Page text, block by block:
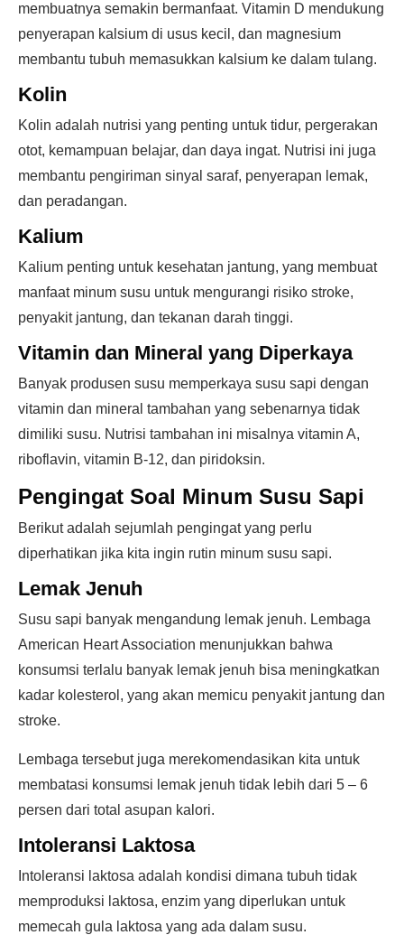
membuatnya semakin bermanfaat. Vitamin D mendukung
penyerapan kalsium di usus kecil, dan magnesium
membantu tubuh memasukkan kalsium ke dalam tulang.
Kolin
Kolin adalah nutrisi yang penting untuk tidur, pergerakan
otot, kemampuan belajar, dan daya ingat. Nutrisi ini juga
membantu pengiriman sinyal saraf, penyerapan lemak,
dan peradangan.
Kalium
Kalium penting untuk kesehatan jantung, yang membuat
manfaat minum susu untuk mengurangi risiko stroke,
penyakit jantung, dan tekanan darah tinggi.
Vitamin dan Mineral yang Diperkaya
Banyak produsen susu memperkaya susu sapi dengan
vitamin dan mineral tambahan yang sebenarnya tidak
dimiliki susu. Nutrisi tambahan ini misalnya vitamin A,
riboflavin, vitamin B-12, dan piridoksin.
Pengingat Soal Minum Susu Sapi
Berikut adalah sejumlah pengingat yang perlu
diperhatikan jika kita ingin rutin minum susu sapi.
Lemak Jenuh
Susu sapi banyak mengandung lemak jenuh. Lembaga
American Heart Association menunjukkan bahwa
konsumsi terlalu banyak lemak jenuh bisa meningkatkan
kadar kolesterol, yang akan memicu penyakit jantung dan
stroke.
Lembaga tersebut juga merekomendasikan kita untuk
membatasi konsumsi lemak jenuh tidak lebih dari 5 – 6
persen dari total asupan kalori.
Intoleransi Laktosa
Intoleransi laktosa adalah kondisi dimana tubuh tidak
memproduksi laktosa, enzim yang diperlukan untuk
memecah gula laktosa yang ada dalam susu.